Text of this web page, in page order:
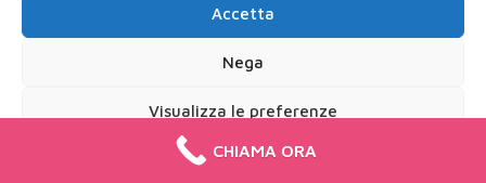
Accetta
Nega
Visualizza le preferenze
Cookie PolicyPrivacy Policy
CHIAMA ORA